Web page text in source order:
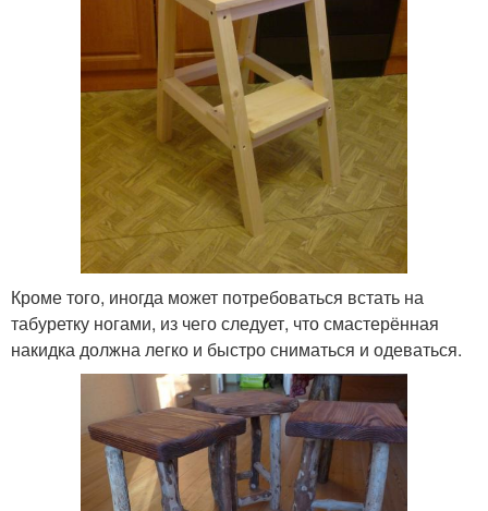
Кроме того, иногда может потребоваться встать на
табуретку ногами, из чего следует, что смастерённая
накидка должна легко и быстро сниматься и одеваться.